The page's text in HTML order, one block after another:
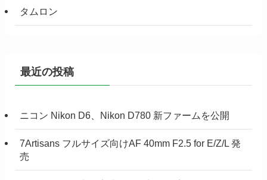
タムロン
最近の投稿
ニコン Nikon D6、Nikon D780 新ファームを公開
7Artisans フルサイズ向けAF 40mm F2.5 for E/Z/L 発
売